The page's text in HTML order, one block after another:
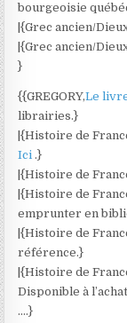
bourgeoisie
|{Grec ancien/
|{Grec ancien/
}
{{GREGORY,Le
librairies.}
|{Histoire de
Ici.}
|{Histoire de
|{Histoire de
emprunter en
|{Histoire de
référence.}
|{Histoire de
Disponible à
….}